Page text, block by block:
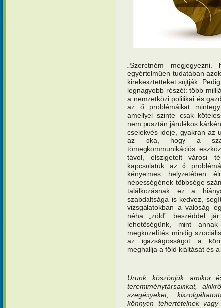
„Szeretném
egyértelműen tudatában
kirekesztetteket sújtják.
legnagyobb részét: több
a nemzetközi politikai és
az ő problémáikat
amellyel szinte csak
nem pusztán járulékos
cselekvés ideje, gyakran az
az oka, hogy a
tömegkommunikációs
távol, elszigetelt városi
kapcsolatuk az ő
kényelmes helyzetében
népességének többsége
találkozásnak ez a
szabdaltsága is kedvez,
vizsgálatokban a valóság
néha „zöld” beszéddel
lehetőségünk, mint
megközelítés mindig
az igazságosságot a
meghallja a föld kiáltását és
Urunk, köszönjük, amikor
teremtménytársainkat,
szegényeket,
könnyen tehertételnek